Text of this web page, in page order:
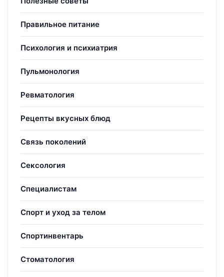
Правильное питание
Психология и психиатрия
Пульмонология
Ревматология
Рецепты вкусных блюд
Связь поколений
Сексология
Специалистам
Спорт и уход за телом
Спортинвентарь
Стоматология